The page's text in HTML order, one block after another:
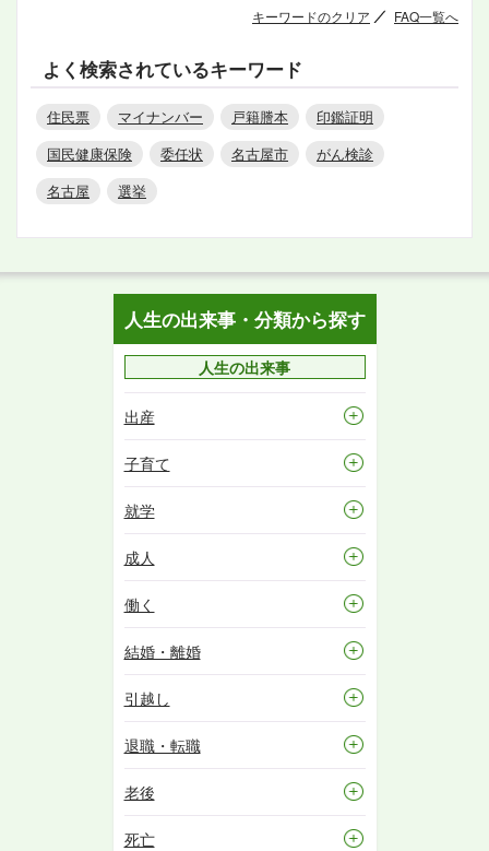
キーワードのクリア FAQ一覧へ
よく検索されているキーワード
住民票 マイナンバー 戸籍謄本
印鑑証明
国民健康保険
委任状 名古屋市
がん検診
名古屋
選挙
人生の出来事・分類から探す
人生の出来事
出産
子育て
就学
成人
働く
結婚・離婚
引越し
退職・転職
老後
死亡